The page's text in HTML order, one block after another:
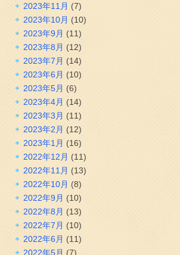
2023年11月 (7)
2023年10月 (10)
2023年9月 (11)
2023年8月 (12)
2023年7月 (14)
2023年6月 (10)
2023年5月 (6)
2023年4月 (14)
2023年3月 (11)
2023年2月 (12)
2023年1月 (16)
2022年12月 (11)
2022年11月 (13)
2022年10月 (8)
2022年9月 (10)
2022年8月 (13)
2022年7月 (10)
2022年6月 (11)
2022年5月 (7)